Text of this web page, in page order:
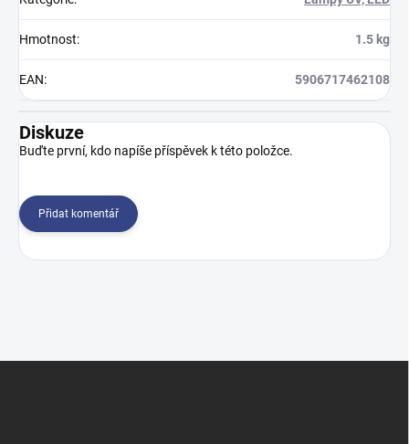
Hmotnost: 1.5 kg
EAN: 5906717462108
Diskuze
Buďte první, kdo napíše příspěvek k této položce.
Přidat komentář